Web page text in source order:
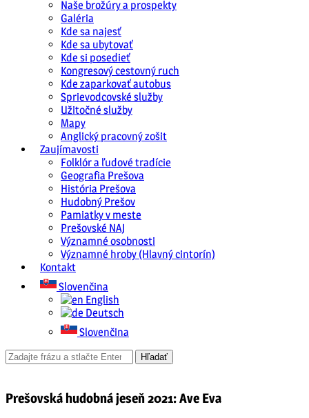
Naše brožúry a prospekty
Galéria
Kde sa najesť
Kde sa ubytovať
Kde si posedieť
Kongresový cestovný ruch
Kde zaparkovať autobus
Sprievodcovské služby
Užitočné služby
Mapy
Anglický pracovný zošit
Zaujímavosti
Folklór a ľudové tradície
Geografia Prešova
História Prešova
Hudobný Prešov
Pamiatky v meste
Prešovské NAJ
Významné osobnosti
Významné hroby (Hlavný cintorín)
Kontakt
Slovenčina
English
Deutsch
Slovenčina
Prešovská hudobná jeseň 2021: Ave Eva